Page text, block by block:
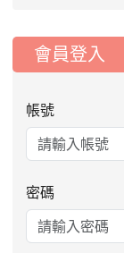
::: 會員登入
帳號
密碼
2026-08-06
楊梅區代表選
2026-08-05